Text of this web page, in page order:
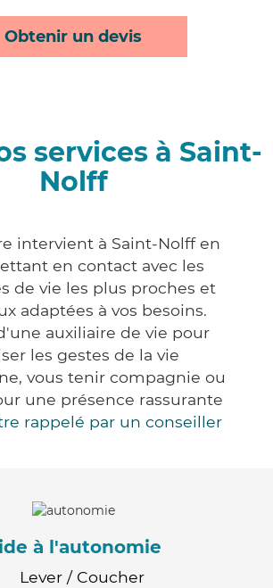
Obtenir un devis
services à Saint-
Nolff
intervient à Saint-Nolff en
en contact avec les
de vie les plus proches et
adaptées à vos besoins.
auxiliaire de vie pour
les gestes de la vie
vous tenir compagnie ou
une présence rassurante
rappelé par un conseiller
à l'autonomie
Lever / Coucher